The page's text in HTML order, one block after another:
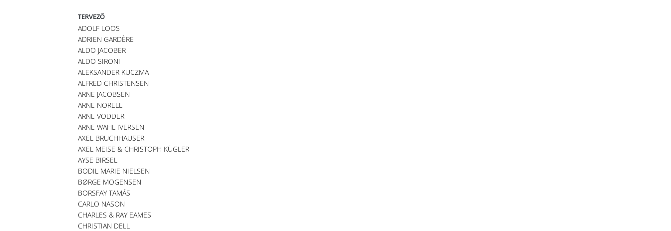
TERVEZŐ
ADOLF LOOS
ADRIEN GARDÈRE
ALDO JACOBER
ALDO SIRONI
ALEKSANDER KUCZMA
ALFRED CHRISTENSEN
ARNE JACOBSEN
ARNE NORELL
ARNE VODDER
ARNE WAHL IVERSEN
AXEL BRUCHHÄUSER
AXEL MEISE & CHRISTOPH KÜGLER
AYSE BIRSEL
BODIL MARIE NIELSEN
BØRGE MOGENSEN
BORSFAY TAMÁS
CARLO NASON
CHARLES & RAY EAMES
CHRISTIAN DELL